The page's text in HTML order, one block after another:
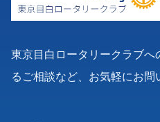
東京目白ロータリークラブ
るご相談など、お気軽にお問